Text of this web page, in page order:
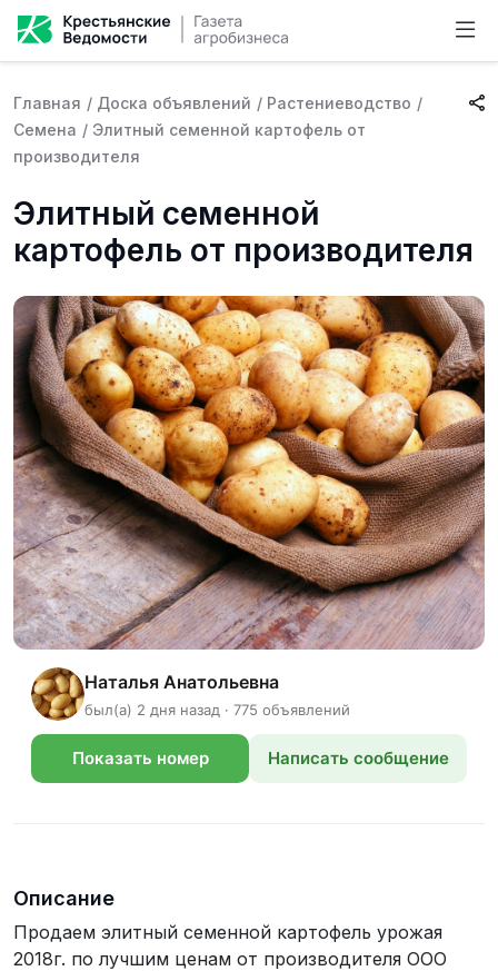
Главная / Доска объявлений / Растениеводство /
Семена / Элитный семенной картофель от
производителя
Элитный семенной
картофель от производителя
Наталья Анатольевна
был(а) 2 дня назад · 775 объявлений
Показать номер Написать сообщение
Описание
Продаем элитный семенной картофель урожая
2018г. по лучшим ценам от производителя ООО